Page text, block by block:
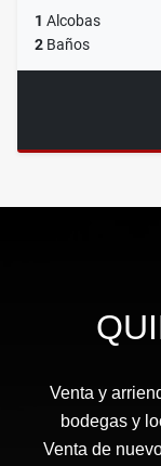
1 Alcobas
2 Baños
Venta y
bodegas y
Venta de